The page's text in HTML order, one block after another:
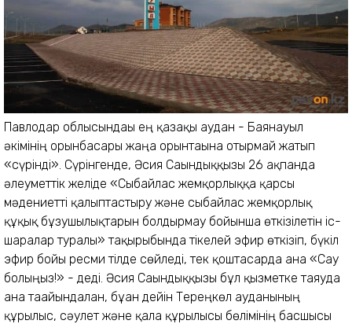
Павлодар облысындағы ең қазақы аудан - Баянауыл
әкімінің орынбасары жаңа орынтағына отырмай жатып
«сүрінді». Сүрінгенде, Әсия Сағындыққызы 26 ақпанда
әлеуметтік желіде «Сыбайлас жемқорлыққа қарсы
мәдениетті қалыптастыру және сыбайлас жемқорлық
құқық бұзушылықтарын болдырмау бойынша өткізілетін іс-
шаралар туралы» тақырыбында тікелей эфир өткізіп, бүкіл
эфир бойы ресми тілде сөйледі, тек қоштасарда ғана «Сау
болыңыз!» - деді. Әсия Сағындыққызы бұл қызметке таяуда
ғана тағайындалған, бұған дейін Тереңкөл ауданының
құрылыс, сәулет және қала құрылысы бөлімінің басшысы